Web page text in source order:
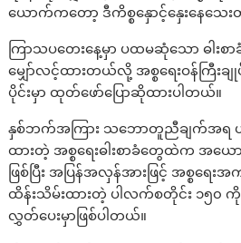
ယောက်ကတော့ ဒီကိစ္စနှောင့်နှေးနေသ
ကြာသပတေးနေ့မှာ ပထမဆုံသော ဓါး
မျှော်လင့်ထားတယ်လို့ အစ္စရေးဝန်ကြီး
ပိုင်းမှာ ထုတ်ဖော်ပြောဆိုထားပါတယ်။
နှစ်ဘက်အကြား သဘောတူညီချက်အရ
ထားတဲ့ အစ္စရေးဓါးစာခံတွေထဲက အယ
ဖြစ်ပြီး အပြန်အလှန်အားဖြင့် အစ္စရေး
ထိန်းသိမ်းထားတဲ့ ပါလက်စတိုင်း ၁၅၀ ကို
လွှတ်ပေးမှာဖြစ်ပါတယ်။